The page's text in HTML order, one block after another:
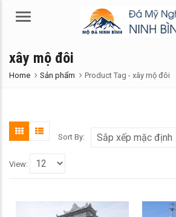
Menu
xây mộ đôi
Home Sản phẩm Product Tag - xây mộ đôi
Sort By:
View: